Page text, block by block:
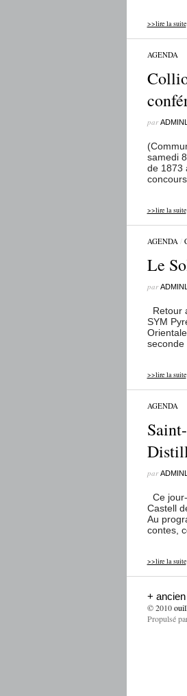
>>lire la suite
AGENDA
par
samedi
de 1873
concours
>>lire la suite
AGENDA/
Le
par
Retour
SYM
seconde
>>lire la suite
AGENDA
par
Ce
Castell
Au
contes,
>>lire la suite
+ ancien
© 2010
Propulsé